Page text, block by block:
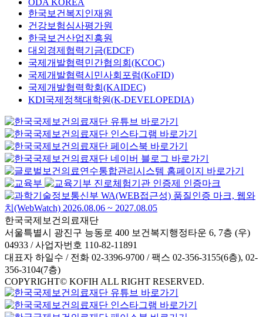
한국보건복지인재원
건강보험심사평가원
한국보건산업진흥원
대외경제협력기금(EDCF)
국제개발협력민간협의회(KCOC)
국제개발협력시민사회포럼(KoFID)
국제개발협력학회(KAIDEC)
KDI국제정책대학원(K-DEVELOPEDIA)
한국국제보건의료재단
서울특별시 광진구 능동로 400 보건복지행정타운 6, 7층 (우)
04933 / 사업자번호 110-82-11891
대표자 하일수 / 전화 02-3396-9700 / 팩스 02-356-3155(6층), 02-
356-3104(7층)
COPYRIGHT© KOFIH ALL RIGHT RESERVED.